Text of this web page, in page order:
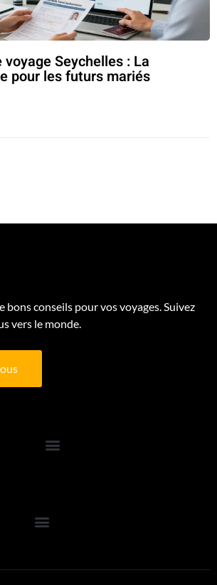
Seychelles : La
pour les futurs mariés
bons conseils pour vos voyages. Suivez
vers le monde.